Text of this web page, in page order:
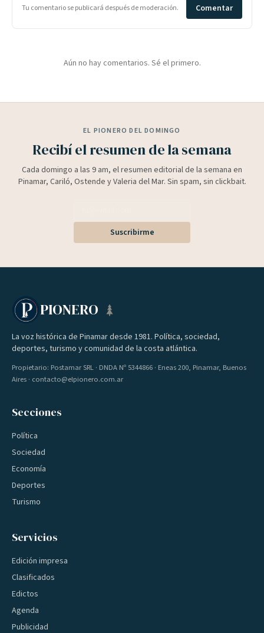
Tu comentario se publicará después de moderación. Comentar
Aún no hay comentarios. Sé el primero.
EL PIONERO DEL DOMINGO
Recibí el resumen de la semana
Cada domingo a las 9 am, el resumen editorial de la semana en
Pinamar, Cariló, Ostende y Valeria del Mar. Sin spam, sin clickbait.
Suscribirme
PIONERO
La voz histórica de Pinamar desde 1981. Política, sociedad,
deportes, turismo y comunidad de la costa atlántica.
Propietario: Postamar SRL · DNDA Nº 5344866 · Eneas 200, Pinamar, Buenos
Aires · contacto@elpionero.com.ar
Secciones
Política
Sociedad
Economía
Deportes
Turismo
Servicios
Edición impresa
Clasificados
Edictos
Agenda
Publicidad